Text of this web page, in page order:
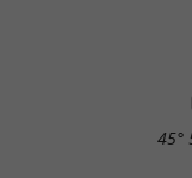
45°